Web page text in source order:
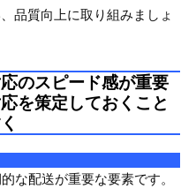
品質向上に取り組みましょ
のスピード感が重要
を策定しておくこと
な配送が重要な要素です。